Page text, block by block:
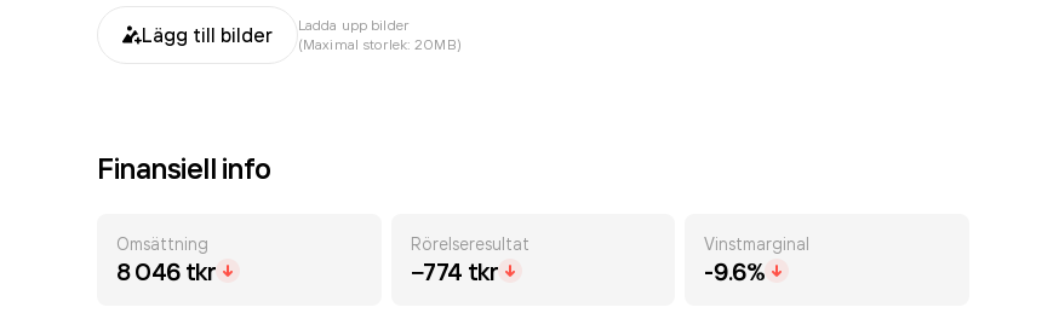
Lägg till bilder
Ladda upp bilder
(Maximal storlek: 20MB)
Finansiell info
Omsättning
8 046 tkr
Rörelseresultat
−774 tkr
Vinstmarginal
-9.6%